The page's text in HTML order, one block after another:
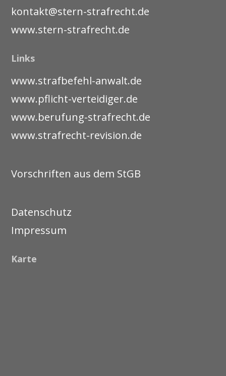
kontakt@stern-strafrecht.de
www.stern-strafrecht.de
Links
www.strafbefehl-anwalt.de
www.pflicht-verteidiger.de
www.berufung-strafrecht.de
www.strafrecht-revision.de
Vorschriften aus dem StGB
Datenschutz
Impressum
Karte